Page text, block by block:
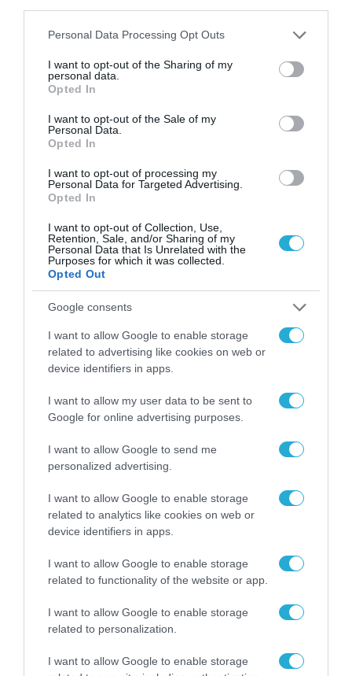
Please note that this website/app uses one or more Google
not limited to your visit or usage behaviour. You may click to
grant or deny consent to Google and its third-party tags to
use your data for below specified purposes in below Google
consent section.
Personal Data Processing Opt Outs
I want to opt-out of the Sharing of my
personal data.
Opted In
I want to opt-out of the Sale of my
Personal Data.
Opted In
I want to opt-out of processing my
Personal Data for Targeted Advertising.
Opted In
I want to opt-out of Collection, Use,
Retention, Sale, and/or Sharing of my
Personal Data that Is Unrelated with the
Purposes for which it was collected.
Opted Out
Google consents
I want to allow Google to enable storage
related to advertising like cookies on web or
device identifiers in apps.
I want to allow my user data to be sent to
Google for online advertising purposes.
I want to allow Google to send me
personalized advertising.
I want to allow Google to enable storage
related to analytics like cookies on web or
device identifiers in apps.
I want to allow Google to enable storage
related to functionality of the website or app.
I want to allow Google to enable storage
related to personalization.
I want to allow Google to enable storage
ΡΟΗ ΕΙΔΗΣΕΩΝ
Το χρηματοδοτούμενο
από την ΕΕ έργο “The
Gaming Police”
των παιδιών στο
διαδίκτυο
31.07.2026
για τα πρόστιμα σε
παραβάσεις που
Σ. Καλαφάτης: «Η
Τεχνητή Νοημοσύνη
δεν είναι απλώς μια
νέα τεχνολογία, είναι
μια νέα βιομηχανική
31.07.2026
Νέος οδηγός του ΕΚΤ
για τη χρηματοδότηση
επιχειρήσεων στον
31.07.2026